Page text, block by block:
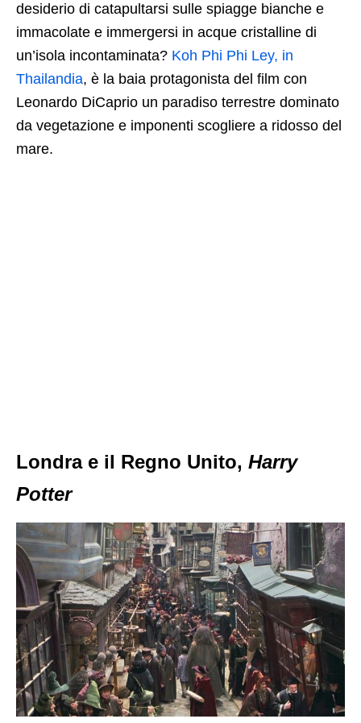
desiderio di catapultarsi sulle spiagge bianche e
immacolate e immergersi in acque cristalline di
un’isola incontaminata? Koh Phi Phi Ley, in
Thailandia, è la baia protagonista del film con
Leonardo DiCaprio un paradiso terrestre dominato
da vegetazione e imponenti scogliere a ridosso del
mare.
Londra e il Regno Unito, Harry
Potter